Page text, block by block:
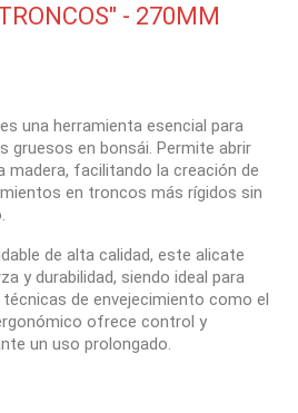
- 270MM
una herramienta esencial para
gruesos en bonsái. Permite abrir
madera, facilitando la creación de
en troncos más rígidos sin
de alta calidad, este alicate
y durabilidad, siendo ideal para
de envejecimiento como el
ofrece control y
un uso prolongado.